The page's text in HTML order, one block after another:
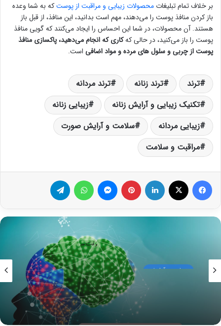
بر خلاف تمام تبلیغات محصولات زیبایی و مراقبت از پوستکه به شما وعده
باز کردن منافذ پوست را می‌دهند، مهم است بدانید، این منافذ، از قبل باز
هستند. آن محصولات، در شما این احساس را ایجاد می‌کنند که گویی منافذ
پوست را باز می‌کنید، در حالی کهکاری که انجام می‌دهید، پاکسازی منافذ
پوست از چربی و سلول های مرده و مواد اضافی است.
ترند ترند زنانه
ترند مردانه
تکنیک زیبایی و آرایش زنانه
زیبایی زنانه
زیبایی مردانه
سلامت و آرایش صورت
مراقبت و سلامت
فیس بوک لینکدین ‫پین‌ترست پیام رسان
زیبایی و آرایش
تاثیر رنگ در یادگیری چیست؟ چه رنگی در تقویت
حافظه، ذهن و یادگیری شما تاثثیر فوق العاده دارد؟